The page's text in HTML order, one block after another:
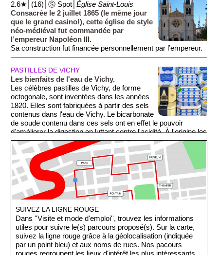
2.6★│(16)│Ⓢ Spot│Église Saint-Louis
Consacrée le 2 juillet 1865 (le même jour
que le grand casino!), cette église de style
néo-médiéval fut commandée par
l’empereur Napoléon III.
Sa construction fut financée personnellement par l’empereur.
PASTILLES DE VICHY
Les bienfaits de l'eau de Vichy.
Les célèbres pastilles de Vichy, de forme
octogonale, sont inventées dans les années
1820. Elles sont fabriquées à partir des sels
contenus dans l'eau de Vichy. Le bicarbonate
de soude contenu dans ces sels ont en effet le pouvoir
d'améliorer la digestion en luttant contre l'acidité. À l'origine les
pastilles sont à la menthe, mais il existe maintenant d'autres
saveurs: citron, anis et orange. Deux fabricants se disputent
le marché. Au 11 de la Rue Clemenceau, dans sa boutique
''Côté Sucré'', la Confiserie Moinet vous propose ses
délicieuses friandises présentées dans leurs jolies boîtes.
Petit cadeau peu onéreux et utile à ramener à tous ses amis!
SUIVEZ LA LIGNE ROUGE
Dans ''Visite et mode d'emploi'', trouvez les informations
utiles pour suivre le(s) parcours proposé(s). Sur la carte,
suivez la ligne rouge grâce à la géolocalisation (indiquée
par un point bleu) et aux noms de rues. Nos pacours